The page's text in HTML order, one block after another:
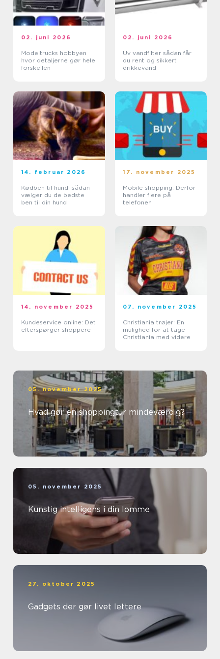
02. juni 2026
Modeltrucks hobbyen
hvor detaljerne gør hele
forskellen
02. juni 2026
Uv vandfilter sådan får
du rent og sikkert
drikkevand
14. februar 2026
Kødben til hund: sådan
vælger du de bedste
ben til din hund
17. november 2025
Mobile shopping: Derfor
handler flere på
telefonen
14. november 2025
Kundeservice online: Det
efterspørger shoppere
07. november 2025
Christiania trøjer: En
mulighed for at tage
Christiania med videre
05. november 2025
Hvad gør en shoppingtur mindeværdig?
05. november 2025
Kunstig intelligens i din lomme
27. oktober 2025
Gadgets der gør livet lettere